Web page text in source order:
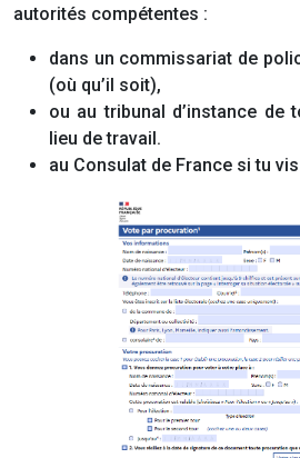
autorités compétentes :
dans un commissariat de
(où qu’il soit),
ou au tribunal d’instance de
lieu de travail.
au Consulat de France si tu vis